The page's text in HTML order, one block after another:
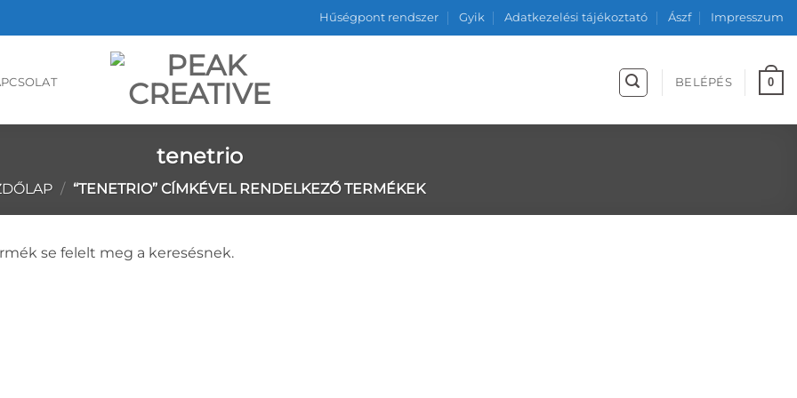
Hűségpont rendszer Gyik Adatkezelési tájékoztató Ászf Impresszum
BELÉPÉS 0
tenetrio
/ “TENETRIO” CÍMKÉVEL RENDELKEZŐ TERMÉKEK
se felelt meg a keresésnek.